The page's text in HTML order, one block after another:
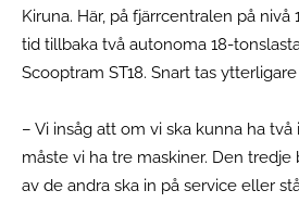
Kiruna. Här, på fjärrcentralen på nivå
tid tillbaka två autonoma 18-
Scooptram ST18. Snart tas
– Vi insåg att om vi ska kunna ha
måste vi ha tre maskiner. Den
av de andra ska in på service eller